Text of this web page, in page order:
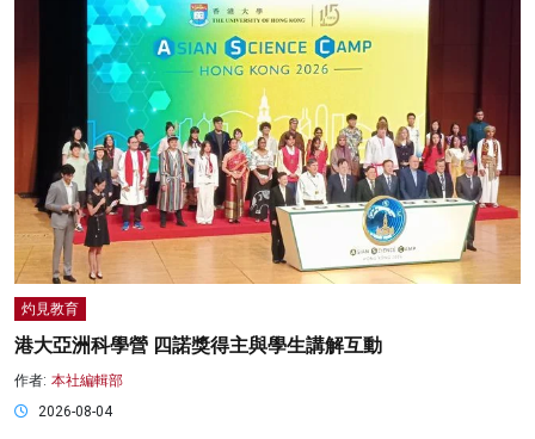
灼見教育
港大亞洲科學營 四諾獎得主與學生講解互動
作者: 本社編輯部
2026-08-04